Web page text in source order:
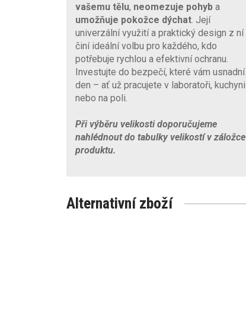
vašemu tělu, neomezuje pohyb a
umožňuje pokožce dýchat . Její
univerzální využití a praktický design z ní
činí ideální volbu pro každého, kdo
potřebuje rychlou a efektivní ochranu.
Investujte do bezpečí, které vám usnadní
den – ať už pracujete v laboratoři, kuchyni
nebo na poli.
Při výběru velikosti doporučujeme
nahlédnout do tabulky velikostí v záložce
produktu.
Alternativní zboží